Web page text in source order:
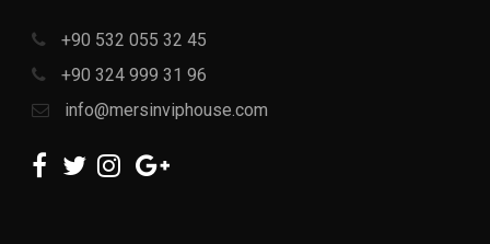
+90 532 055 32 45
+90 324 999 31 96
info@mersinviphouse.com